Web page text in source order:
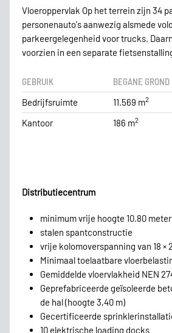
Vloeroppervlak Op het terrein zijn 34
personenauto's aanwezig alsmede
parkeergelegenheid voor trucks.
voorzien in een separate
GEBRUIK BEGANE GROND
Bedrijfsruimte
11.569 m2
Kantoor 186 m2
Distributiecentrum
minimum vrije hoogte 10.80 meter
stalen spantconstructie
vrije kolomoverspanning van 18 ×
Minimaal toelaatbare
Gemiddelde vloervlakheid NEN
Geprefabriceerde geïsoleerde
de hal (hoogte 3,40 m)
Gecertificeerde
10 elektrische loading docks